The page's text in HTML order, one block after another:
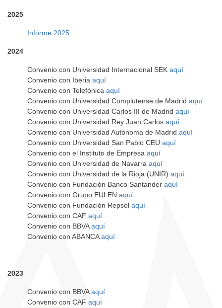
2025
Informe 2025
2024
Convenio con Universidad Internacional SEK aquí
Convenio con Iberia aquí
Convenio con Telefónica aquí
Convenio con Universidad Complutense de Madrid aquí
Convenio con Universidad Carlos III de Madrid aquí
Convenio con Universidad Rey Juan Carlos aquí
Convenio con Universidad Autónoma de Madrid aquí
Convenio con Universidad San Pablo CEU aquí
Convenio con el Instituto de Empresa aquí
Convenio con Universidad de Navarra aquí
Convenio con Universidad de la Rioja (UNIR) aquí
Convenio con Fundación Banco Santander aquí
Convenio con Grupo EULEN aquí
Convenio con Fundación Repsol aquí
Convenio con CAF aquí
Convenio con BBVAaquí
Convenio con ABANCAaquí
2023
Convenio con BBVAaquí
Convenio con CAF aquí